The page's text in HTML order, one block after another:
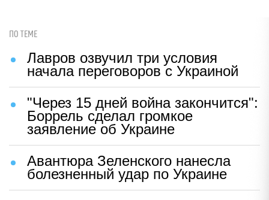
ПО ТЕМЕ
Лавров озвучил три условия
начала переговоров с Украиной
"Через 15 дней война закончится":
Боррель сделал громкое
заявление об Украине
Авантюра Зеленского нанесла
болезненный удар по Украине